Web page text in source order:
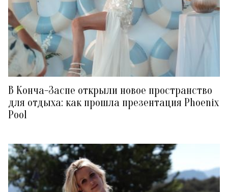
В Конча-Заспе открыли новое пространство
для отдыха: как прошла презентация Phoenix
Pool